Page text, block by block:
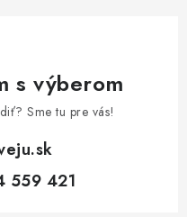
s výberom
Sme tu pre vás!
559 421